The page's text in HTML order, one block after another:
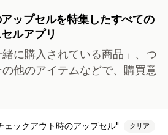
ップセルを特集したすべての
ルアプリ
緒に購入されている商品」、つ
他のアイテムなどで、購買意
ェックアウト時のアップセル クリア